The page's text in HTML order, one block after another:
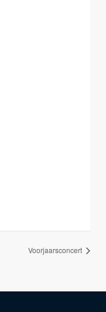
Voorjaarsconcert